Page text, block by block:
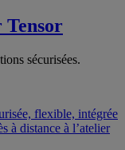
Tensor
sécurisées.
flexible, intégrée
à distance à l’atelier